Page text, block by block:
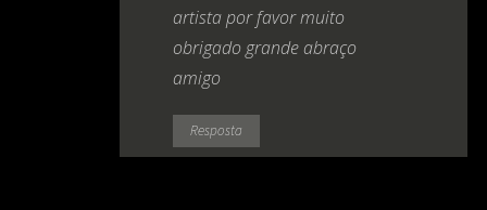
artista por favor muito
obrigado grande abraço
amigo
Resposta